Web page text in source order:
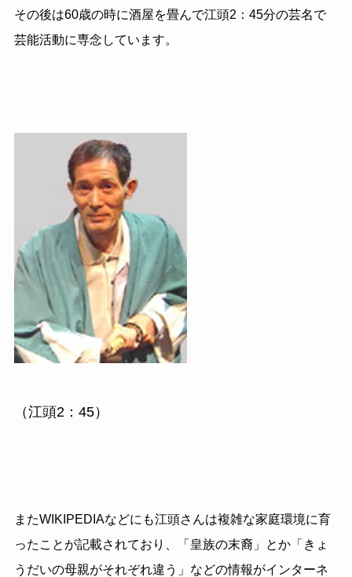
その後は60歳の時に酒屋を畳んで江頭2：45分の芸名で
芸能活動に専念しています。
（江頭2：45）
またWIKIPEDIAなどにも江頭さんは複雑な家庭環境に育
ったことが記載されており、「皇族の末裔」とか「きょ
うだいの母親がそれぞれ違う」などの情報がインターネ